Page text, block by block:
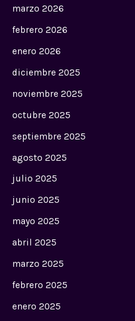
marzo 2026
febrero 2026
enero 2026
diciembre 2025
noviembre 2025
octubre 2025
septiembre 2025
agosto 2025
julio 2025
junio 2025
mayo 2025
abril 2025
marzo 2025
febrero 2025
enero 2025